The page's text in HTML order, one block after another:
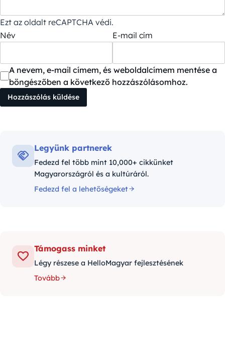
Ezt az oldalt reCAPTCHA védi.
Név
E-mail cím
A nevem, e-mail címem, és weboldalcímem mentése a
böngészőben a következő hozzászólásomhoz.
Legyünk partnerek
Fedezd fel több mint 10,000+ cikkünket
Magyarországról és a kultúráról.
Fedezd fel a lehetőségeket
Támogass minket
Légy részese a HelloMagyar fejlesztésének
Tovább